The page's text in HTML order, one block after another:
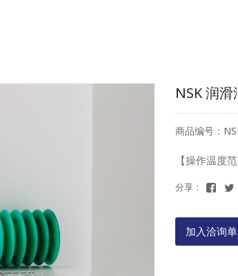
NSK 润滑
商品编号：
【操作温度
分享：
加入洽询单